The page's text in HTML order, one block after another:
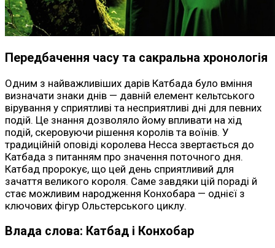
Передбачення часу та сакральна хронологія
Одним з найважливіших дарів Катбада було вміння
визначати знаки днів — давній елемент кельтського
вірування у сприятливі та несприятливі дні для певних
подій. Це знання дозволяло йому впливати на хід
подій, скеровуючи рішення королів та воїнів. У
традиційній оповіді королева Несса звертається до
Катбада з питанням про значення поточного дня.
Катбад пророкує, що цей день сприятливий для
зачаття великого короля. Саме завдяки цій пораді й
стає можливим народження Конхобара — однієї з
ключових фігур Ольстерського циклу.
Влада слова: Катбад і Конхобар